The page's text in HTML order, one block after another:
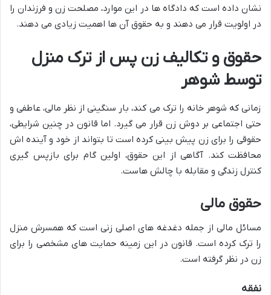
نشان داده است که دادگاه ها در این موارد، مصلحت زن و فرزندان را
در اولویت قرار می دهند و به حقوق آن ها اهمیت زیادی می دهند.
حقوق و تکالیف زن پس از ترک منزل
توسط شوهر
زمانی که شوهر خانه را ترک می کند، بار سنگینی از نظر مالی، عاطفی و
حتی اجتماعی بر دوش زن قرار می گیرد. اما قانون در چنین شرایطی،
حقوقی را برای زن پیش بینی کرده است تا بتواند از خود و آینده اش
محافظت کند. آگاهی از این حقوق، اولین گام برای بازپس گیری
کنترل زندگی و مقابله با چالش هاست.
حقوق مالی
مسائل مالی از جمله دغدغه های اصلی زنی است که همسرش منزل
را ترک کرده است. قانون در این زمینه حمایت های مشخصی را برای
زن در نظر گرفته است.
نفقه